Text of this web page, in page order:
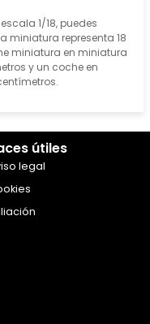
1/18, puedes
miniatura representa 18
miniatura en miniatura
y un coche en
útiles
legal